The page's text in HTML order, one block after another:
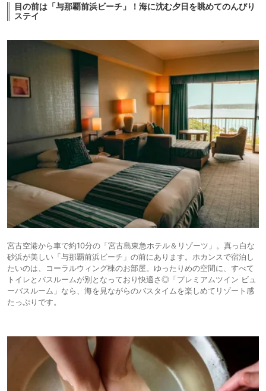
目の前は「与那覇前浜ビーチ」！海に沈む夕日を眺めてのんびり
ステイ
宮古空港から車で約10分の「宮古島東急ホテル＆リゾーツ」。真っ白な
砂浜が美しい「与那覇前浜ビーチ」の前にあります。ホカンスで宿泊し
たいのは、コーラルウィング棟のお部屋。ゆったりめの空間に、すべて
トイレとバスルームが別となっており快適さ◎「プレミアムツイン ビュ
ーバスルーム」なら、海を見ながらのバスタイムを楽しめてリゾート感
たっぷりです。